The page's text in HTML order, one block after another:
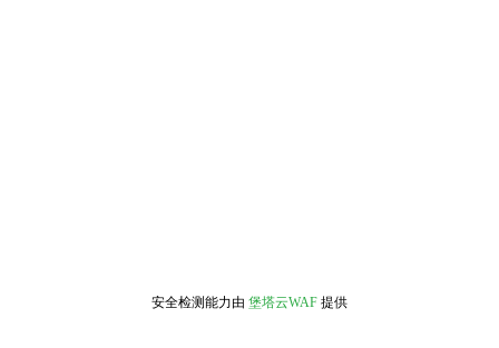
安全检测能力由 堡塔云WAF 提供